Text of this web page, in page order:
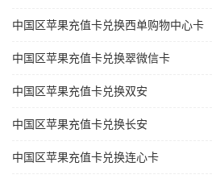
中国区苹果充值卡兑换西单购物中心卡
中国区苹果充值卡兑换翠微信卡
中国区苹果充值卡兑换双安
中国区苹果充值卡兑换长安
中国区苹果充值卡兑换连心卡